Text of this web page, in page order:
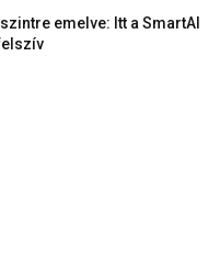
emelve: Itt a SmartAI